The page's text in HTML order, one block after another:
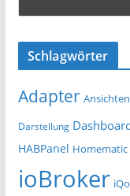
Schlagwörter
Adapter Ansichten
Darstellung
HABPanel Homematic
ioBroker